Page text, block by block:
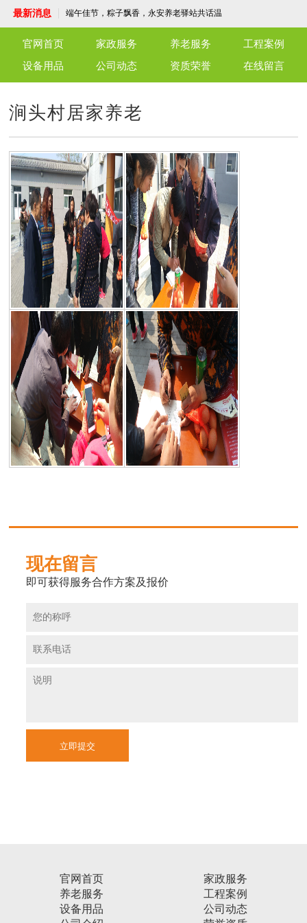
最新消息
服务
端午佳节，粽子飘香，永安养老驿站共话温
情
北京仁友永安养老驿站：老年人的温馨家园
仁友育儿嫂服务：专业陪伴，呵护成长
仁友干洗店，优质高效，温馨细致，为官兵
与社区献上一份关怀
仁友月嫂服务，您的温暖守护者
官网首页 家政服务 养老服务
工程案例
设备用品
公司动态 资质荣誉 在线留言
涧头村居家养老
现在留言
即可获得服务合作方案及报价
立即提交
官网首页
家政服务
养老服务
工程案例
设备用品
公司动态